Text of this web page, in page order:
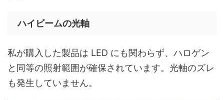
ハイビームの光軸
私が購入した製品は LED にも関わらず、ハロゲン
と同等の照射範囲が確保されています。光軸のズレ
も発生していません。